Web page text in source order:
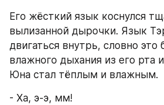
Его жёсткий язык коснулся
вылизанной дырочки. Язык
двигаться внутрь, словно это
влажного дыхания из его рта
Юна стал тёплым и влажным.
- Ха, э-э, мм!